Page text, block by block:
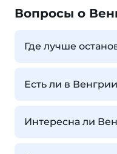
Вопросы о
Где лучше
Есть ли в
Интересна ли